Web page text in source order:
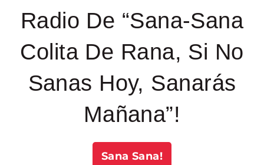
Radio De “Sana-Sana
Colita De Rana, Si No
Sanas Hoy, Sanarás
Mañana”!
Sana Sana!